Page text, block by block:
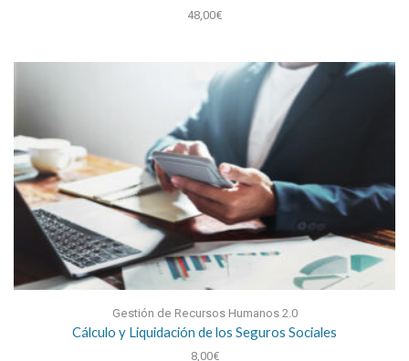
48,00€
Gestión de Recursos Humanos 2.0
Cálculo y Liquidación de los Seguros Sociales
8,00€